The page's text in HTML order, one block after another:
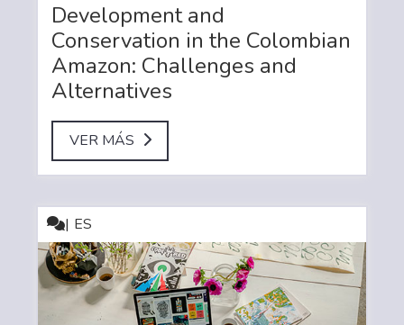
Development and
Conservation in the Colombian
Amazon: Challenges and
Alternatives
VER MÁS
ES